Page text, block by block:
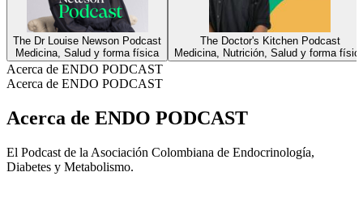
The Dr Louise Newson Podcast
Medicina, Salud y forma física
The Doctor's Kitchen Podcast
Medicina, Nutrición, Salud y forma
Acerca de ENDO PODCAST
Acerca de ENDO PODCAST
Acerca de ENDO PODCAST
El Podcast de la Asociación Colombiana de Endocrinología,
Diabetes y Metabolismo.